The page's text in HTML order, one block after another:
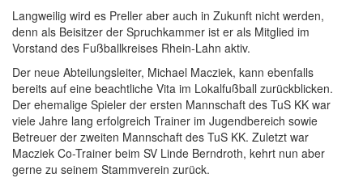
Langweilig wird es Preller aber auch in Zukunft nicht werden,
denn als Beisitzer der Spruchkammer ist er als Mitglied im
Vorstand des Fußballkreises Rhein-Lahn aktiv.
Der neue Abteilungsleiter, Michael Macziek, kann ebenfalls
bereits auf eine beachtliche Vita im Lokalfußball zurückblicken.
Der ehemalige Spieler der ersten Mannschaft des TuS KK war
viele Jahre lang erfolgreich Trainer im Jugendbereich sowie
Betreuer der zweiten Mannschaft des TuS KK. Zuletzt war
Macziek Co-Trainer beim SV Linde Berndroth, kehrt nun aber
gerne zu seinem Stammverein zurück.